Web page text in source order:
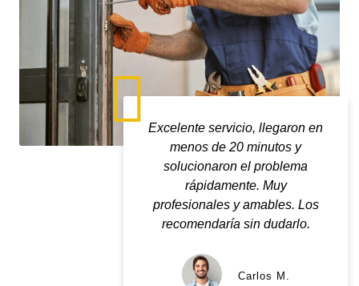
Excelente servicio, llegaron en
menos de 20 minutos y
solucionaron el problema
rápidamente. Muy
profesionales y amables. Los
recomendaría sin dudarlo.
Carlos M.